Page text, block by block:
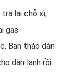
tra lại chỗ xì,
gas
Bạn tháo dàn
dàn lạnh rồi